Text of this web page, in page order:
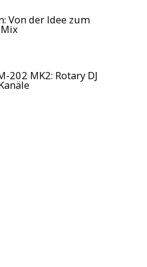
Von der Idee zum
202 MK2: Rotary DJ